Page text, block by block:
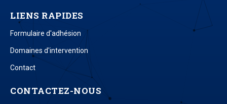
LIENS RAPIDES
Formulaire d'adhésion
Domaines d'intervention
Contact
CONTACTEZ-NOUS